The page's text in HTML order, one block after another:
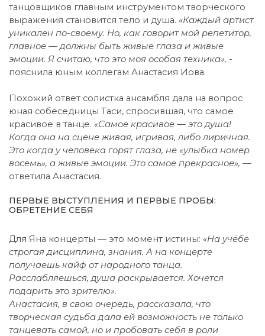
танцовщиков главным инструментом творческого
выражения становится тело и душа. «Каждый артист
уникален по-своему. Но, как говорит мой репетитор,
главное — должны быть живые глаза и живые
эмоции. Я считаю, что это моя особая техника», -
пояснила юным коллегам Анастасия Иова.
Похожий ответ солистка ансамбля дала на вопрос
юная собеседницы Таси, спросившая, что самое
красивое в танце. «Самое красивое — это душа!
Когда она на сцене живая, игривая, либо лиричная.
Это когда у человека горят глаза, не «улыбка номер
восемь», а живые эмоции. Это самое прекрасное», —
ответила Анастасия.
ПЕРВЫЕ ВЫСТУПЛЕНИЯ И ПЕРВЫЕ ПРОБЫ:
ОБРЕТЕНИЕ СЕБЯ
Для Яна концерты — это момент истины: «На учёбе
строгая дисциплина, знания. А на концерте
получаешь кайф от народного танца.
Расслабляешься, душа раскрывается. Хочется
подарить это зрителю».
Анастасия, в свою очередь, рассказала, что
творческая судьба дала ей возможность не только
танцевать самой, но и пробовать себя в роли